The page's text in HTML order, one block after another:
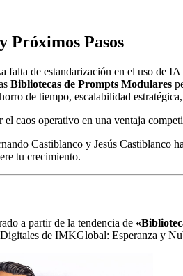
Próximos Pasos
falta de estandarización en el uso de
Bibliotecas de Prompts Modulares
de tiempo, escalabilidad
el caos operativo en una ventaja
Castiblanco y Jesús Castiblanco
tu crecimiento.
a partir de la tendencia de
de IMKGlobal: Esperanza y